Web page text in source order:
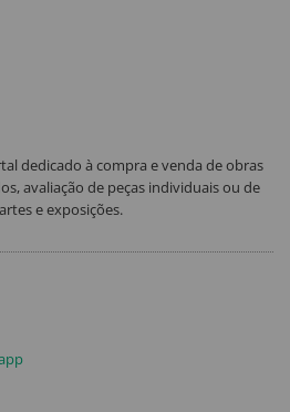
dedicado à compra e venda de obras
avaliação de peças individuais ou de
e exposições.